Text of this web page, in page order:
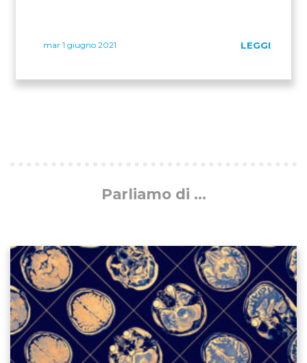
mar 1 giugno 2021 LEGGI
Parliamo di ...